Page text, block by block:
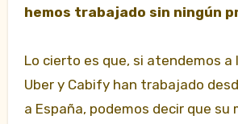
hemos trabajado sin ningún
Lo cierto es que, si atendemos a
Uber y Cabify han trabajado
a España, podemos decir que su